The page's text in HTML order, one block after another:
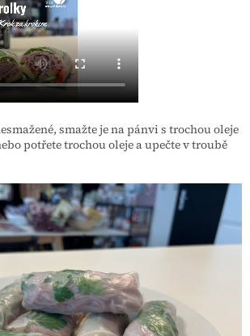
smažte je na pánvi s trochou oleje
potřete trochou oleje a upečte v troubě